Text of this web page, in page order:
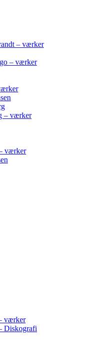
– værker
– værker
– værker
værker
værker
Diskografi